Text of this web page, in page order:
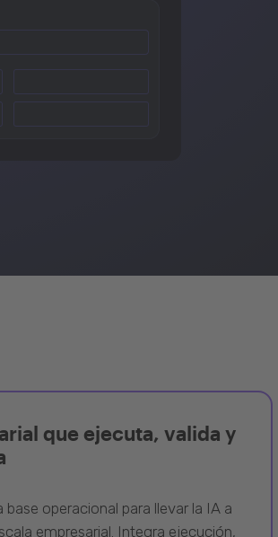
que ejecuta, valida y
base operacional para llevar la IA a
empresarial. Integra ejecución,